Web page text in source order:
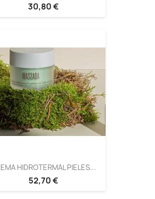
30,80 €
HIDROTERMAL PIELES...
52,70 €